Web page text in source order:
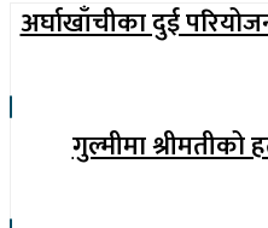
अर्घाखाँचीका दुई
गुल्मीमा श्रीमतीको